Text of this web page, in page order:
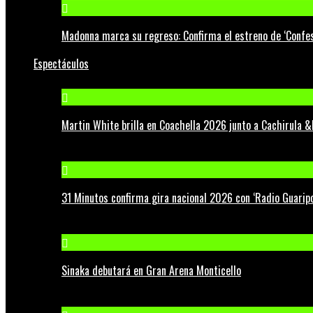
Madonna marca su regreso: Confirma el estreno de
Espectáculos
Martin White brilla en Coachella 2026 junto a Cachirula
31 Minutos confirma gira nacional 2026 con ‘Radio
Sinaka debutará en Gran Arena Monticello